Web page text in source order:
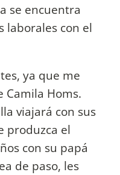
se encuentra
laborales con el
ya que me
Homs.
viajará con sus
produzca el
con su papá
de paso, les